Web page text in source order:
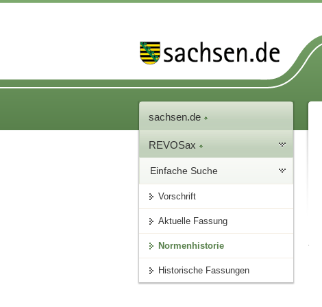
sachsen.de
REVOSax
Einfache Suche
Vorschrift
Aktuelle Fassung
Normenhistorie
Historische Fassungen